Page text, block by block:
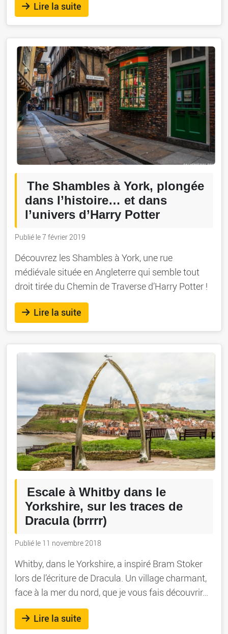
Lire la suite
The Shambles à York, plongée
dans l’histoire… et dans
l’univers d’Harry Potter
Publié le 7 février 2019
Découvrez les Shambles à York, une rue
médiévale située en Angleterre qui semble tout
droit tirée du Chemin de Traverse d’Harry Potter !
Lire la suite
Escale à Whitby dans le
Yorkshire, sur les traces de
Dracula (brrrr)
Publié le 11 novembre 2018
Whitby, dans le Yorkshire, a inspiré Bram Stoker
lors de l’écriture de Dracula. Un village charmant,
face à la mer du nord, que je vous fais découvrir…
Lire la suite